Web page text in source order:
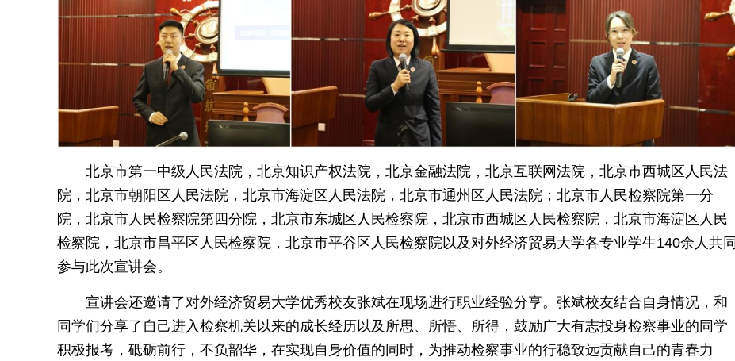
北京市第一中级人民法院，北京知识产权法院，北京金融法院，北京互联网法院，北京市西城区人民法
院，北京市朝阳区人民法院，北京市海淀区人民法院，北京市通州区人民法院；北京市人民检察院第一分
院，北京市人民检察院第四分院，北京市东城区人民检察院，北京市西城区人民检察院，北京市海淀区人民
检察院，北京市昌平区人民检察院，北京市平谷区人民检察院以及对外经济贸易大学各专业学生140余人共同
参与此次宣讲会。
宣讲会还邀请了对外经济贸易大学优秀校友张斌在现场进行职业经验分享。张斌校友结合自身情况，和
同学们分享了自己进入检察机关以来的成长经历以及所思、所悟、所得，鼓励广大有志投身检察事业的同学
积极报考，砥砺前行，不负韶华，在实现自身价值的同时，为推动检察事业的行稳致远贡献自己的青春力